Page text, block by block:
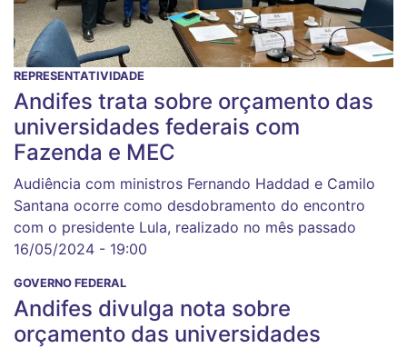
REPRESENTATIVIDADE
Andifes trata sobre orçamento das
universidades federais com
Fazenda e MEC
Audiência com ministros Fernando Haddad e Camilo
Santana ocorre como desdobramento do encontro
com o presidente Lula, realizado no mês passado
16/05/2024 - 19:00
GOVERNO FEDERAL
Andifes divulga nota sobre
orçamento das universidades